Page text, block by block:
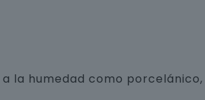
la humedad como